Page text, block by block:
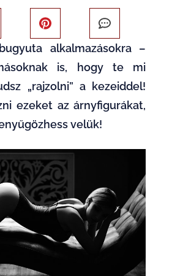
alkalmazásokra –
is, hogy te mi
„rajzolni” a kezeiddel!
ezeket az árnyfigurákat,
velük!